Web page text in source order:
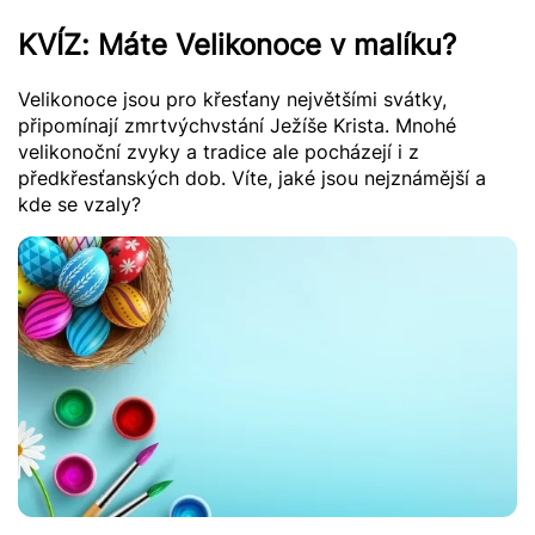
KVÍZ: Máte Velikonoce v malíku?
Velikonoce jsou pro křesťany největšími svátky,
připomínají zmrtvýchvstání Ježíše Krista. Mnohé
velikonoční zvyky a tradice ale pocházejí i z
předkřesťanských dob. Víte, jaké jsou nejznámější a
kde se vzaly?